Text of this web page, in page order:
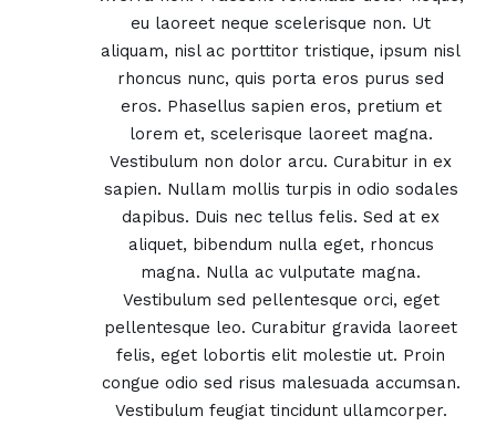
eu laoreet neque scelerisque non. Ut
aliquam, nisl ac porttitor tristique, ipsum nisl
rhoncus nunc, quis porta eros purus sed
eros. Phasellus sapien eros, pretium et
lorem et, scelerisque laoreet magna.
Vestibulum non dolor arcu. Curabitur in ex
sapien. Nullam mollis turpis in odio sodales
dapibus. Duis nec tellus felis. Sed at ex
aliquet, bibendum nulla eget, rhoncus
magna. Nulla ac vulputate magna.
Vestibulum sed pellentesque orci, eget
pellentesque leo. Curabitur gravida laoreet
felis, eget lobortis elit molestie ut. Proin
congue odio sed risus malesuada accumsan.
Vestibulum feugiat tincidunt ullamcorper.